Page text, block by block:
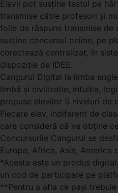
Elevii pot susține testul pe
transmise către profesori și
foile de răspuns transmise de
susține concursul online, pe
corectează centralizat, în
dispoziție de IDEE.
Cangurul Digital la limba
limbă și civilizație, intuiția,
propuse elevilor 5 niveluri de
Fiecare elev, indiferent de
care consideră că va obţine
Concursurile Cangurul se
Europa, Africa, Asia, America
*Acesta este un produs
un cod de participare pe
**Pentru a afla ce pași